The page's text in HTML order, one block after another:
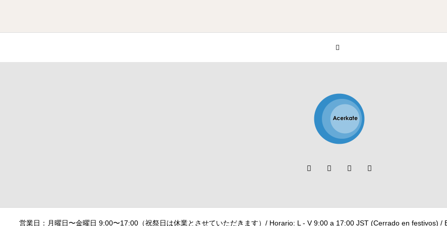
営業日：月曜日〜金曜日 9:00〜17:00（祝祭日は休業とさせていただきます）/ Horario: L - V 9:00 a 17:00 JST (Cerrado en festivos)